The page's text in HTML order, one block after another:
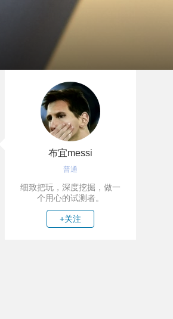
布宜messi
普通
细致把玩，深度挖掘，做一
个用心的试测者。
+关注